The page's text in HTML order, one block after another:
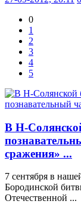
0
1
2
3
4
5
В Н-
сражения» ...
7 сентября в
Бородинской
Отечественной ...